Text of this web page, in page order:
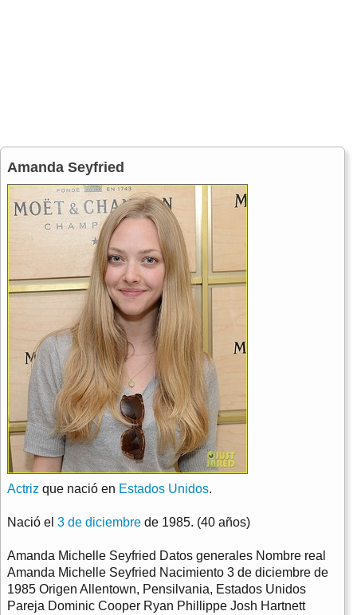
Amanda Seyfried
Actriz que nació en Estados Unidos.
Nació el 3 de diciembre de 1985. (40 años)
Amanda Michelle Seyfried Datos generales Nombre real
Amanda Michelle Seyfried Nacimiento 3 de diciembre de
1985 Origen Allentown, Pensilvania, Estados Unidos
Pareja Dominic Cooper Ryan Phillippe Josh Hartnett